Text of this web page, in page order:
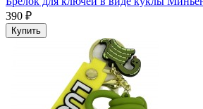
390 ₽
Купить